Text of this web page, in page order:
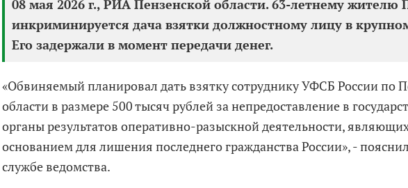
08 мая 2026 г., РИА Пензенской области. 63-летнему жителю
инкриминируется дача взятки должностному лицу в
Его задержали в момент передачи денег.
«Обвиняемый планировал дать взятку сотруднику УФСБ России по
области в размере 500 тысяч рублей за непредоставление в
органы результатов оперативно-разыскной деятельности,
основанием для лишения последнего гражданства России», -
службе ведомства.